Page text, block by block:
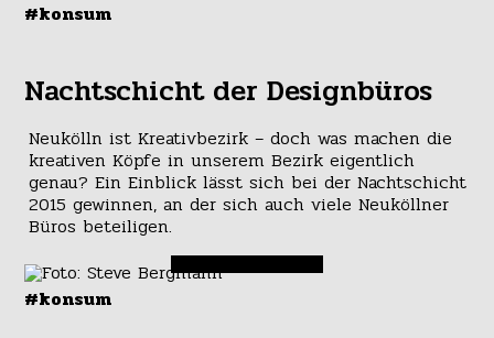
#konsum
Nachtschicht der Designbüros
Neukölln ist Kreativbezirk – doch was machen die
kreativen Köpfe in unserem Bezirk eigentlich
genau? Ein Einblick lässt sich bei der Nachtschicht
2015 gewinnen, an der sich auch viele Neuköllner
Büros beteiligen.
#konsum